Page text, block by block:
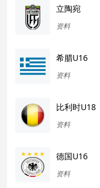
立陶宛
资料
希腊U16
资料
比利时U18
资料
德国U16
资料